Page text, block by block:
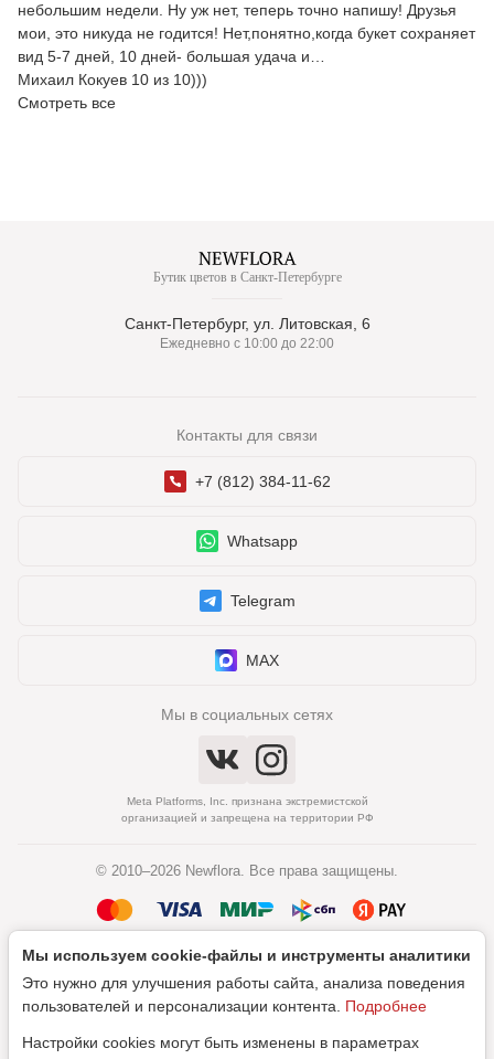
небольшим недели. Ну уж нет, теперь точно напишу! Друзья
мои, это никуда не годится! Нет,понятно,когда букет сохраняет
вид 5-7 дней, 10 дней- большая удача и…
Михаил Кокуев 10 из 10)))
Смотреть все
Бутик цветов в Санкт-Петербурге
Санкт-Петербург, ул. Литовская, 6
Ежедневно с 10:00 до 22:00
Контакты для связи
+7 (812) 384-11-62
Whatsapp
Telegram
MAX
Мы в социальных сетях
Meta Platforms, Inc. признана экстремистской
организацией и запрещена на территории РФ
© 2010–2026 Newflora. Все права защищены.
Политика обработки персональных данных
Согласие на обработку персональных данных
Мы используем cookie‑файлы и инструменты аналитики
Это нужно для улучшения работы сайта, анализа поведения
пользователей и персонализации контента. Подробнее
Настройки cookies могут быть изменены в параметрах